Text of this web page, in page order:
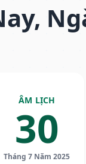
ÂM LỊCH
30
Tháng 7 Năm 2025